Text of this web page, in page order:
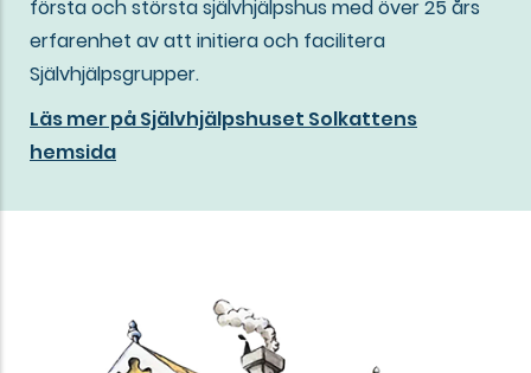
första och största självhjälpshus med över 25 års
erfarenhet av att initiera och facilitera
Självhjälpsgrupper.
Läs mer på Självhjälpshuset Solkattens
hemsida